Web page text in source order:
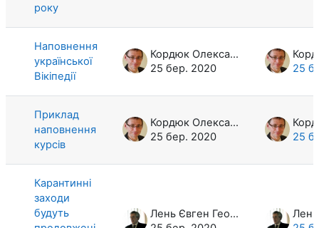
року
Наповнення
української
Вікіпедії
Кордюк Олександр Анатолійович
25 бер. 2020
25
Приклад
наповнення
курсів
Кордюк Олександр Анатолійович
25 бер. 2020
25
Карантинні
заходи
будуть
Лень Євген Георгійович